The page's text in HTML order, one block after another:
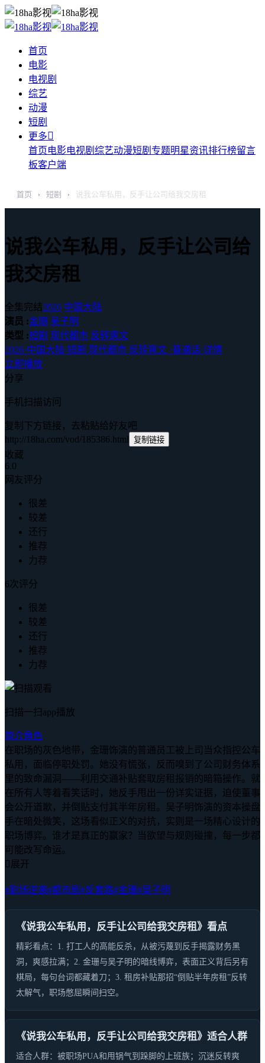
首页
电影
电视剧
综艺
动漫
短剧
更多
首页电影电视剧 综艺动漫短剧 专题明星资讯排行榜留言
板客户端
首页 › 短剧 › 说我公车私用，反手让公司给我交房租
说我公车私用，反手让公司给
我交房租
全集完结2026 中国大陆
演员 :金珊 吴子明
类型 :短剧 现代都市 反转爽文
2026·中国大陆·短剧 现代都市 反转爽文 ·普通话·详情
立即播放
分享
手机扫描访问
复制下方链接，去粘贴给好友吧
http://18ha.com/vod/185386.html 复制链接
收藏
6.0
网友评分
很差
较差
还行
推荐
力荐
6次评分
很差
较差
还行
推荐
力荐
扫描一扫app播放
简介角色
在职场的灰色地带，金珊饰演的普通员工被上司当众指控公车
私用，面临停职处罚。她没有慌张，反而嗅到了公司财务体系
里的致命漏洞——利用交通补贴套取房租报销的暗箱操作。就
在所有人等着看笑话时，她反手甩出一份详实证据，迫使董事
会公开道歉，并倒贴支付其半年房租。吴子明饰演的资本操盘
手在暗处微笑，这场看似正义的对抗，实则是一场精心设计的
职场博弈。谁才是真正的赢家？当欲望与规则碰撞，每一步都
可能改写命运。
 展开
#职场逆袭#都市剧 #反套路#金珊#吴子明
《说我公车私用，反手让公司给我交房租》看点
精彩看点：1. 打工人的高能反杀，从被污蔑到反手揭露财务黑
洞，爽感拉满；2. 金珊与吴子明的暗线博弈，表面正义背后另有
棋局，每句台词都藏着刀；3. 租房补贴那招“倒贴半年房租”反转
太解气，职场憋屈瞬间扫空。
《说我公车私用，反手让公司给我交房租》适合人群
适合人群：被职场PUA和甩锅气到跺脚的上班族；沉迷反转爽